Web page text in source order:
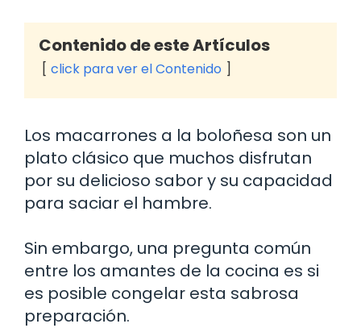
Contenido de este Artículos
click para ver el Contenido
Los macarrones a la boloñesa son un
plato clásico que muchos disfrutan
por su delicioso sabor y su capacidad
para saciar el hambre.
Sin embargo, una pregunta común
entre los amantes de la cocina es si
es posible congelar esta sabrosa
preparación.